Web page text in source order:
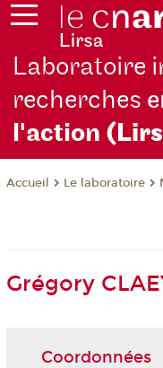
Laboratoire
recherches
l'action
Accueil Le laboratoire
Grégory
Coordonnées